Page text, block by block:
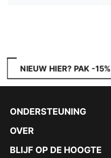
NIEUW HIER? PAK -15%
ONDERSTEUNING
OVER
BLIJF OP DE HOOGTE